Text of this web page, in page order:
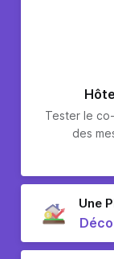
Tester le
des
Une